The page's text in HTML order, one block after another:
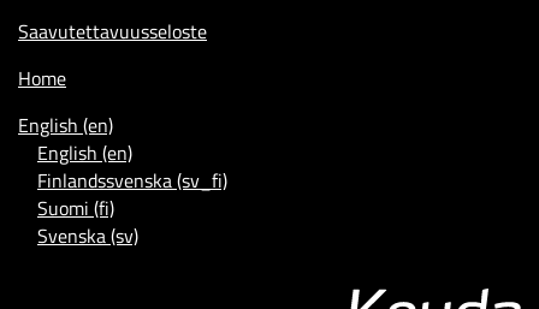
Saavutettavuusseloste
Home
English ‎(en)‎
English ‎(en)‎
Finlandssvenska ‎(sv_fi)‎
Suomi ‎(fi)‎
Svenska ‎(sv)‎